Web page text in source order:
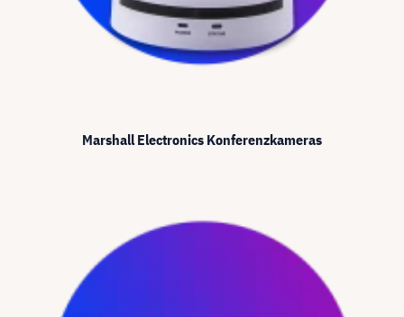
Marshall Electronics Konferenzkameras